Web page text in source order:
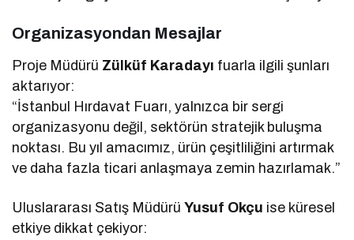
Organizasyondan Mesajlar
Proje Müdürü Zülküf Karadayı fuarla ilgili şunları
aktarıyor:
“İstanbul Hırdavat Fuarı, yalnızca bir sergi
organizasyonu değil, sektörün stratejik buluşma
noktası. Bu yıl amacımız, ürün çeşitliliğini artırmak
ve daha fazla ticari anlaşmaya zemin hazırlamak.”
Uluslararası Satış MüdürüYusuf Okçu ise küresel
etkiye dikkat çekiyor: